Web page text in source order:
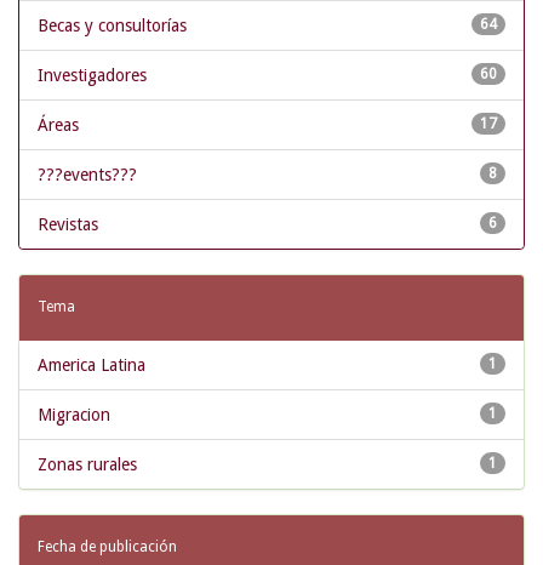
64
Becas y consultorías
60
Investigadores
17
Áreas
8
???events???
6
Revistas
Tema
1
America Latina
1
Migracion
1
Zonas rurales
Fecha de publicación